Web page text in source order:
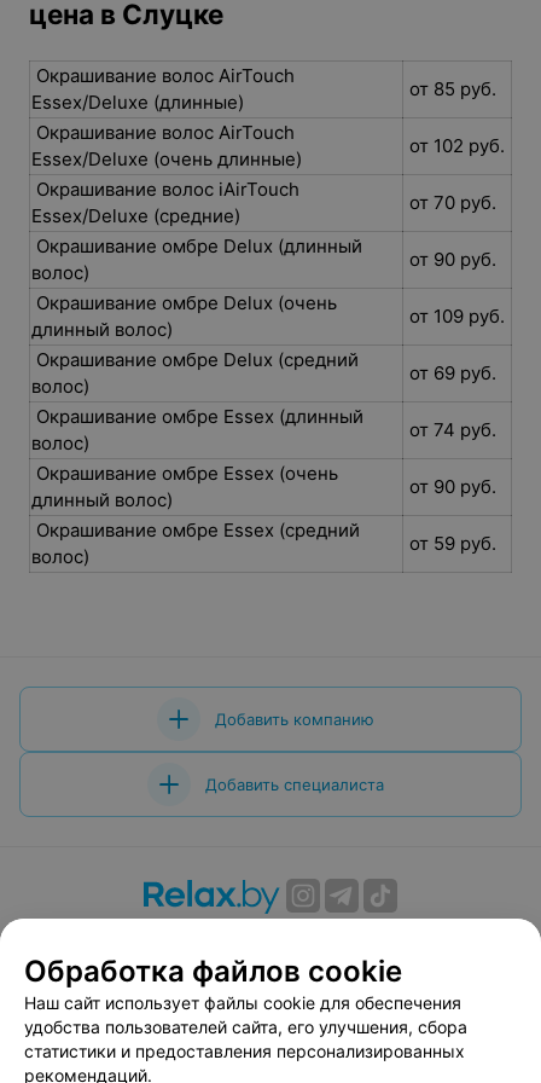
цена в Слуцке
Окрашивание волос AirTouch
Essex/Deluxe (длинные)
от 85 руб.
Окрашивание волос AirTouch
Essex/Deluxe (очень длинные)
от 102 руб.
Окрашивание волос iAirTouch
Essex/Deluxe (средние)
от 70 руб.
Окрашивание омбре Delux (длинный
волос)
от 90 руб.
Окрашивание омбре Delux (очень
длинный волос)
от 109 руб.
Окрашивание омбре Delux (средний
волос)
от 69 руб.
Окрашивание омбре Essex (длинный
волос)
от 74 руб.
Окрашивание омбре Essex (очень
длинный волос)
от 90 руб.
Окрашивание омбре Essex (средний
волос)
от 59 руб.
Добавить компанию
Добавить специалиста
Вакансии
Публичный договор
Способы оплаты
Публичный договор по использованию сервиса
«Афиша»
Пользовательское соглашение
Обработка файлов cookie
Наш сайт использует файлы cookie для обеспечения
удобства пользователей сайта, его улучшения, сбора
статистики и предоставления персонализированных
рекомендаций.